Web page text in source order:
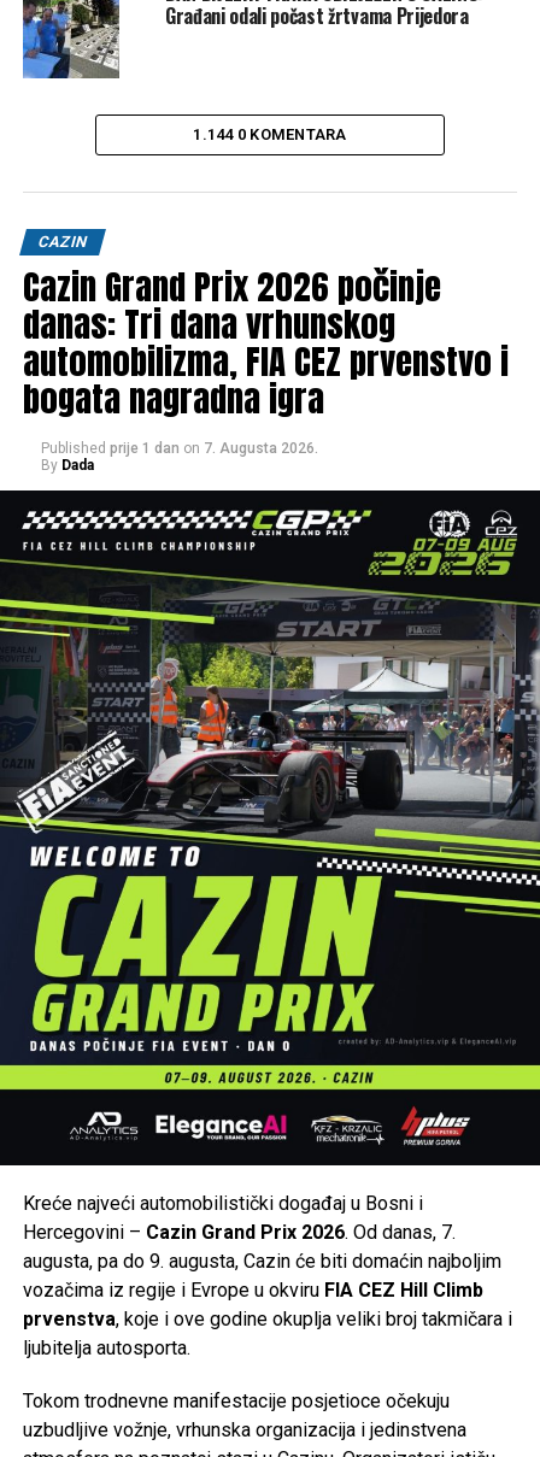
Post
Share
Mail
POVEZANE TEME: CAZIN FK KRAJINA
FK KRAJINA CAZIN
UP NEXT
Kakvo nas vrijeme očekuje danas u Cazinu
DON'T MISS
Cazin – Koliko poznaješ svoj grad?
Građani odali počast žrtvama Prijedora
1.144 0 KOMENTARA
CAZIN
Cazin Grand Prix 2026 počinje
danas: Tri dana vrhunskog
automobilizma, FIA CEZ prvenstvo i
bogata nagradna igra
Published prije 1 dan on 7. Augusta 2026.
By Dada
Kreće najveći automobilistički događaj u Bosni i
Hercegovini – Cazin Grand Prix 2026. Od danas, 7.
augusta, pa do 9. augusta, Cazin će biti domaćin najboljim
vozačima iz regije i Evrope u okviru FIA CEZ Hill Climb
prvenstva, koje i ove godine okuplja veliki broj takmičara i
ljubitelja autosporta.
Tokom trodnevne manifestacije posjetioce očekuju
uzbudljive vožnje, vrhunska organizacija i jedinstvena